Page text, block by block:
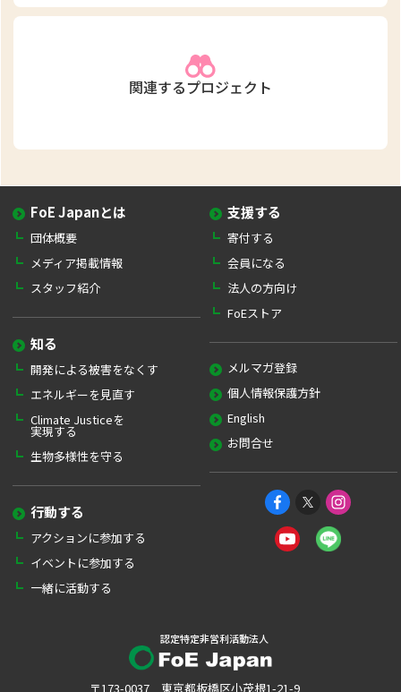
関連するプロジェクト
FoE Japanとは
団体概要
メディア掲載情報
スタッフ紹介
知る
開発による被害をなくす
エネルギーを見直す
Climate Justiceを
実現する
生物多様性を守る
行動する
アクションに参加する
イベントに参加する
一緒に活動する
支援する
寄付する
会員になる
法人の方向け
FoEストア
メルマガ登録
個人情報保護方針
English
お問合せ
認定特定非営利活動法人
〒173-0037 東京都板橋区小茂根1-21-9